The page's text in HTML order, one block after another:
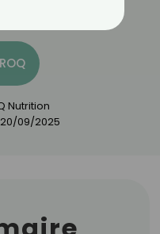
Nutrition
20/09/2025